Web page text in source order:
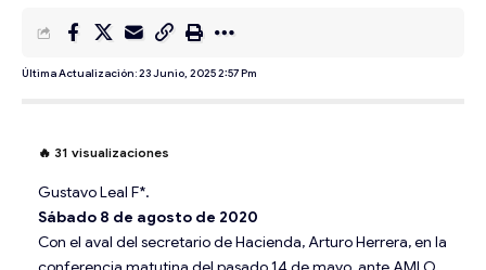
Última Actualización: 23 Junio, 2025 2:57 Pm
🔥 31 visualizaciones
Gustavo Leal F*.
Sábado 8 de agosto de 2020
Con el aval del secretario de Hacienda, Arturo Herrera, en la